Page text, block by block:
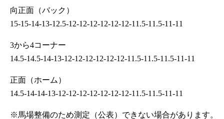
向正面（バック）
15-15-14-13-12.5-12-12-12-12-12-12-11.5-11.5-11-11
3から4コーナー
14.5-14.5-14-13-12-12-12-12-12-12-11.5-11.5-11.5-11-11
正面（ホーム）
14.5-14-14-13-12-12-12-12-12-12-12-11.5-11.5-11-11
※馬場整備のため測定（公表）できない場合があります。